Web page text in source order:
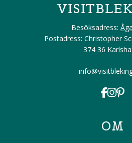
Besöksadress:
Postadress: Christopher
374 36
OM